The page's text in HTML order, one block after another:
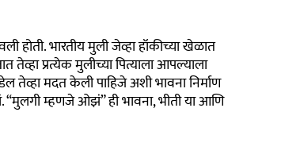
होती. भारतीय मुली जेव्हा हॉकीच्या खेळात
तेव्हा प्रत्येक मुलीच्या पित्याला आपल्याला
तेव्हा मदत केली पाहिजे अशी भावना निर्माण
“मुलगी म्हणजे ओझं” ही भावना,भीती या आणि